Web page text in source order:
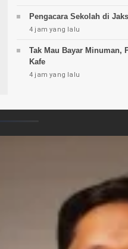
Pengacara Sekolah di
4 jam yang lalu
Tak Mau Bayar Minuman,
Kafe
4 jam yang lalu